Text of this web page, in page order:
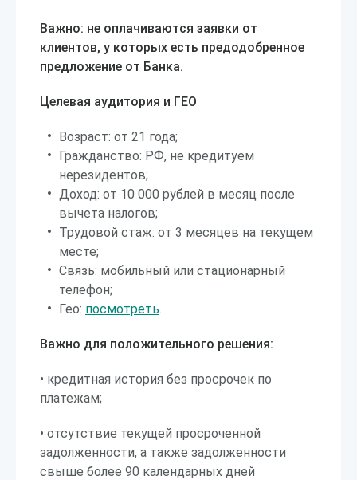
Важно: не оплачиваются заявки от
клиентов, у которых есть предодобренное
предложение от Банка.
Целевая аудитория и ГЕО
Возраст: от 21 года;
Гражданство: РФ, не кредитуем
нерезидентов;
Доход: от 10 000 рублей в месяц после
вычета налогов;
Трудовой стаж: от 3 месяцев на текущем
месте;
Связь: мобильный или стационарный
телефон;
Гео: посмотреть.
Важно для положительного решения:
• кредитная история без просрочек по
платежам;
• отсутствие текущей просроченной
задолженности, а также задолженности
свыше более 90 календарных дней